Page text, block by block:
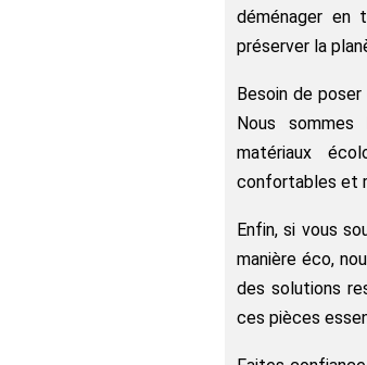
déménager en
préserver la
Besoin de
Nous
matériaux
confortables et
Enfin, si vous
manière éco,
des solutions
ces pièces